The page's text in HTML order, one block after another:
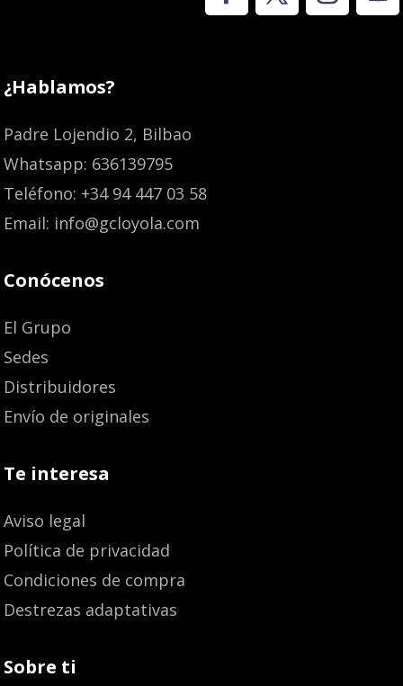
¿Hablamos?
Padre Lojendio 2, Bilbao
Whatsapp: 636139795
Teléfono: +34 94 447 03 58
Email: info@gcloyola.com
Conócenos
El Grupo
Sedes
Distribuidores
Envío de originales
Te interesa
Aviso legal
Política de privacidad
Condiciones de compra
Destrezas adaptativas
Sobre ti